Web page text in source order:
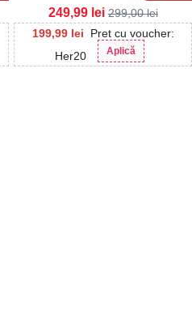
Piele Ecologica Lacuita Hanina
199,99 lei
Pret cu voucher:
Her20
Aplică
249,99 lei 299,00lei